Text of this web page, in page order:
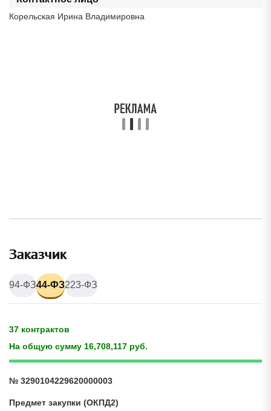
Корельская Ирина Владимировна
Заказчик
94-ФЗ44-ФЗ223-ФЗ
37 контрактов
На общую сумму 16,708,117 руб.
№ 3290104229620000003
Предмет закупки (ОКПД2)